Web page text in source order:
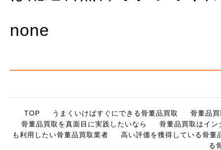
none
TOP うまくいけばすぐにできる骨董品買取
骨董品
骨董品買取を真面目に実践したいなら
骨董品買取はイ
も利用したい骨董品買取業者
高い評価を獲得している骨董
る